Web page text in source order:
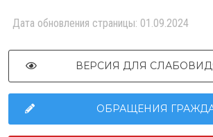
Дата обновления страницы: 01.09.2024
ВЕРСИЯ ДЛЯ
ОБРАЩЕНИЯ